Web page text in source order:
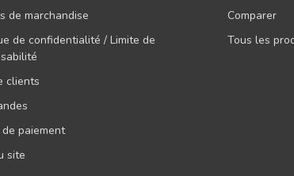
de marchandise
de confidentialité / Limite de
clients
paiement
site
Comparer
Tous les